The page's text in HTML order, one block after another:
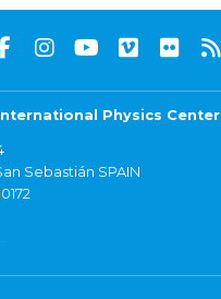
Physics Center
Sebastián SPAIN